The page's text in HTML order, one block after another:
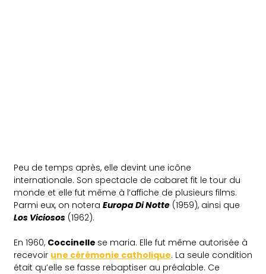
Peu de temps après, elle devint une icône
internationale. Son spectacle de cabaret fit le tour du
monde et elle fut même à l’affiche de plusieurs films.
Parmi eux, on noteraEuropa Di Notte (1959), ainsi que
Los Viciosos (1962).
En 1960, Coccinelle se maria. Elle fut même autorisée à
recevoir une cérémonie catholique. La seule condition
était qu’elle se fasse rebaptiser au préalable. Ce